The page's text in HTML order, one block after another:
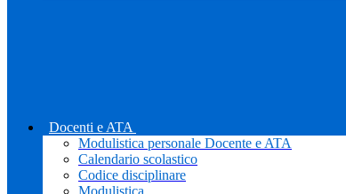
Docenti e ATA
Modulistica personale Docente e ATA
Calendario scolastico
Codice disciplinare